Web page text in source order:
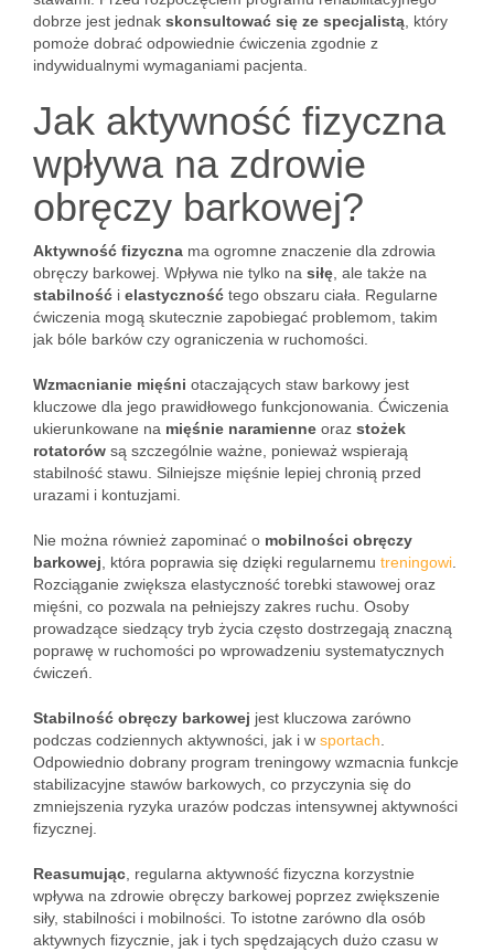
dobrze jest jednak skonsultować się ze specjalistą , który
pomoże dobrać odpowiednie ćwiczenia zgodnie z
indywidualnymi wymaganiami pacjenta.
Jak aktywność fizyczna
wpływa na zdrowie
obręczy barkowej?
Aktywność fizyczna ma ogromne znaczenie dla zdrowia
obręczy barkowej. Wpływa nie tylko na siłę , ale także na
stabilność i elastyczność tego obszaru ciała. Regularne
ćwiczenia mogą skutecznie zapobiegać problemom, takim
jak bóle barków czy ograniczenia w ruchomości.
Wzmacnianie mięśni otaczających staw barkowy jest
kluczowe dla jego prawidłowego funkcjonowania. Ćwiczenia
ukierunkowane na mięśnie naramienne oraz stożek
rotatorów są szczególnie ważne, ponieważ wspierają
stabilność stawu. Silniejsze mięśnie lepiej chronią przed
urazami i kontuzjami.
Nie można również zapominać o mobilności obręczy
barkowej , która poprawia się dzięki regularnemu treningowi
Rozciąganie zwiększa elastyczność torebki stawowej oraz
mięśni, co pozwala na pełniejszy zakres ruchu. Osoby
prowadzące siedzący tryb życia często dostrzegają znaczną
poprawę w ruchomości po wprowadzeniu systematycznych
ćwiczeń.
Stabilność obręczy barkowej jest kluczowa zarówno
podczas codziennych aktywności, jak i w sportach
Odpowiednio dobrany program treningowy wzmacnia funkcje
stabilizacyjne stawów barkowych, co przyczynia się do
zmniejszenia ryzyka urazów podczas intensywnej aktywności
fizycznej.
Reasumując , regularna aktywność fizyczna korzystnie
wpływa na zdrowie obręczy barkowej poprzez zwiększenie
siły, stabilności i mobilności. To istotne zarówno dla osób
aktywnych fizycznie, jak i tych spędzających dużo czasu w